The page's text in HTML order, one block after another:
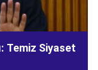
Temiz Siyaset